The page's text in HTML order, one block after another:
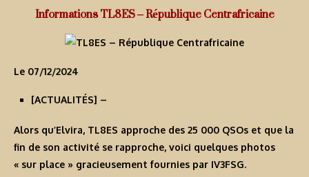
Informations TL8ES – République Centrafricaine
Le 07/12/2024
[ACTUALITÉS] –
Alors qu’Elvira, TL8ES approche des 25 000 QSOs et que la
fin de son activité se rapproche, voici quelques photos
« sur place » gracieusement fournies par IV3FSG.